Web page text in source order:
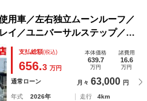
車／左右独立ムーンルーフ／
イ／ユニバーサルステップ／Ｈ
ビューモニタ／ブラインドスポ
ィーセンス
支払総額(税込)
656.3 万円
本体価格
639.7
万円
諸費用
16.6
万円
通常ローン 月々 63,000 円
年式 2026年 走行
4km